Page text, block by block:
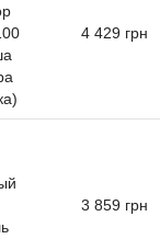
4 429 грн
3 859 грн